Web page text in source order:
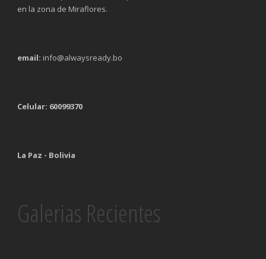
en la zona de Miraflores.
email: info@alwaysready.bo
Celular: 60099370
La Paz - Bolivia
Galerias Recientes